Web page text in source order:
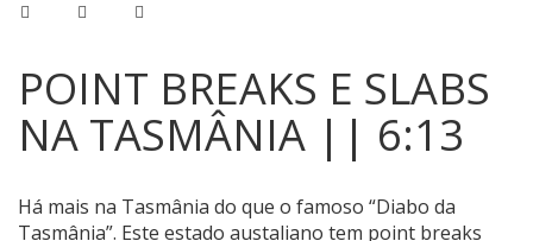
POINT BREAKS E SLABS
NA TASMÂNIA || 6:13
Há mais na Tasmânia do que o famoso “Diabo da
Tasmânia”. Este estado austaliano tem point breaks